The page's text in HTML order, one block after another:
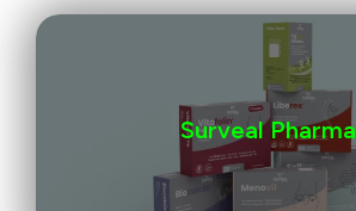
Surveal Pharma